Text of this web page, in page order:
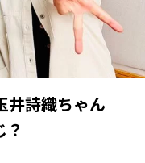
井詩織ちゃん